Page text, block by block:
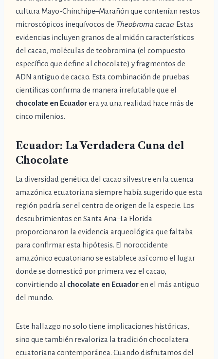
cultura Mayo-Chinchipe–Marañón que contenían restos
microscópicos inequívocos de Theobroma cacao. Estas
evidencias incluyen granos de almidón característicos
del cacao, moléculas de teobromina (el compuesto
específico que define al chocolate) y fragmentos de
ADN antiguo de cacao. Esta combinación de pruebas
científicas confirma de manera irrefutable que el
chocolate en Ecuadorera ya una realidad hace más de
cinco milenios.
Ecuador: La Verdadera Cuna del
Chocolate
La diversidad genética del cacao silvestre en la cuenca
amazónica ecuatoriana siempre había sugerido que esta
región podría ser el centro de origen de la especie. Los
descubrimientos en Santa Ana–La Florida
proporcionaron la evidencia arqueológica que faltaba
para confirmar esta hipótesis. El noroccidente
amazónico ecuatoriano se establece así como el lugar
donde se domesticó por primera vez el cacao,
convirtiendo al chocolate en Ecuadoren el más antiguo
del mundo.
Este hallazgo no solo tiene implicaciones históricas,
sino que también revaloriza la tradición chocolatera
ecuatoriana contemporánea. Cuando disfrutamos del